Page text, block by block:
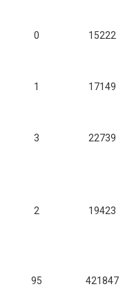
0 15222
1 17149
3 22739
2 19423
95 421847